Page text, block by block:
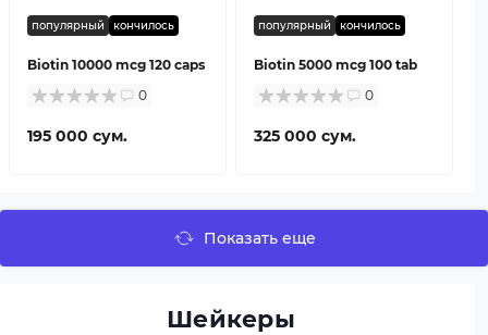
популярный кончилось
Biotin 10000 mcg 120 caps
0
195 000 сум.
популярный кончилось
Biotin 5000 mcg 100 tab
0
325 000 сум.
Показать еще
Шейкеры